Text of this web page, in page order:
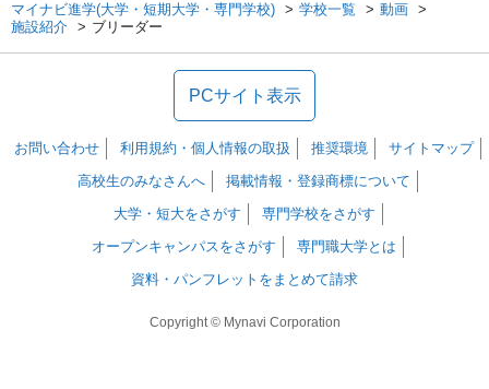
マイナビ進学(大学・短期大学・専門学校) 学校一覧
動画
施設紹介
ブリーダー
PCサイト表示
お問い合わせ 利用規約・個人情報の取扱 推奨環境
サイトマップ
高校生のみなさんへ
掲載情報・登録商標について
大学・短大をさがす
専門学校をさがす
オープンキャンパスをさがす
専門職大学とは
資料・パンフレットをまとめて請求
Copyright © Mynavi Corporation